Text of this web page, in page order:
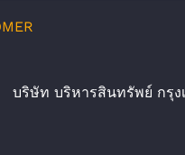
บริษัท บริหารสินทรัพย์ กรุ